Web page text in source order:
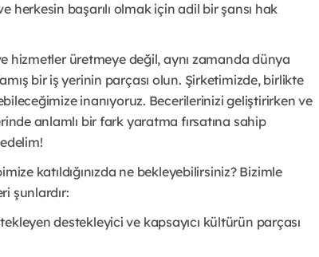
başarılı olmak için adil bir şansı hak
hizmetler üretmeye değil, aynı zamanda dünya
bir iş yerinin parçası olun. Şirketimizde, birlikte
inanıyoruz. Becerilerinizi geliştirirken ve
anlamlı bir fark yaratma fırsatına sahip
katıldığınızda ne bekleyebilirsiniz? Bizimle
şunlardır:
destekleyici ve kapsayıcı kültürün parçası